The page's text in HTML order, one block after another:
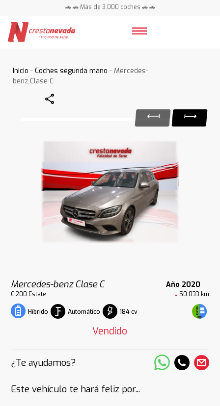
🚗 🚗 Más de 3.000 coches 🚗 🚗
Inicio -Coches segunda mano - Mercedes-
benz Clase C
Share
Mercedes-benz Clase C Año 2020
C 200 Estate 50.033 km
Híbrido Automático 184 cv
Vendido
¿Te ayudamos?
Este vehículo te hará feliz por...